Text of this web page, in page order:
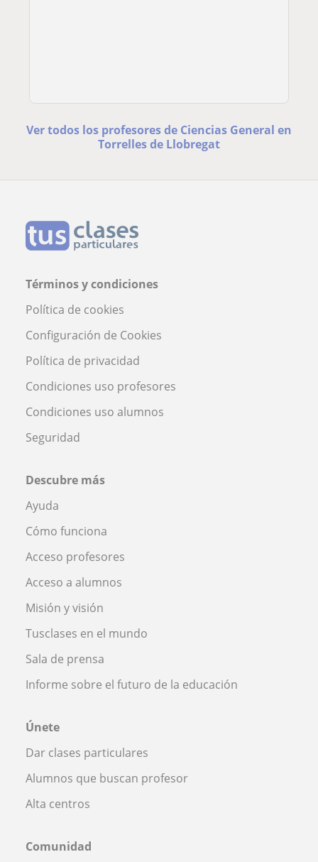
Ver todos los profesores de Ciencias General en
Torrelles de Llobregat
Términos y condiciones
Política de cookies
Configuración de Cookies
Política de privacidad
Condiciones uso profesores
Condiciones uso alumnos
Seguridad
Descubre más
Ayuda
Cómo funciona
Acceso profesores
Acceso a alumnos
Misión y visión
Tusclases en el mundo
Sala de prensa
Informe sobre el futuro de la educación
Únete
Dar clases particulares
Alumnos que buscan profesor
Alta centros
Comunidad